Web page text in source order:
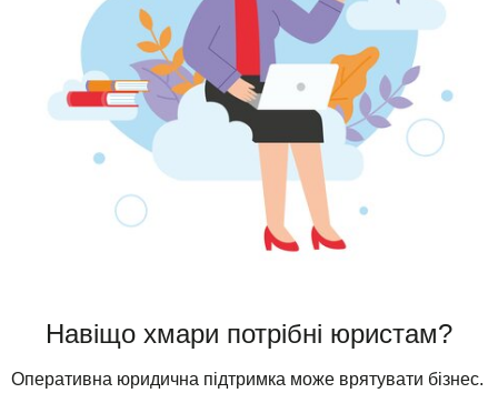
Навіщо хмари потрібні юристам?
Оперативна юридична підтримка може врятувати бізнес.